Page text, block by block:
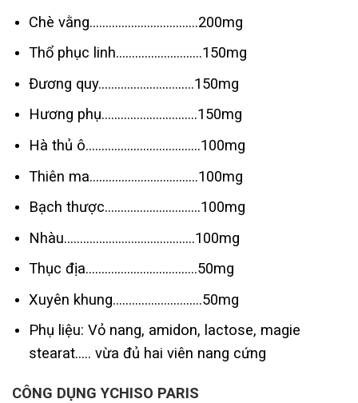
Chè vằng…………………………….200mg
Thổ phục linh………………………150mg
Đương quy…………………………150mg
Hương phụ…………………………150mg
Hà thủ ô………………………………100mg
Thiên ma…………………………….100mg
Bạch thược…………………………100mg
Nhàu…………………………………..100mg
Thục địa……………………………..50mg
Xuyên khung……………………….50mg
Phụ liệu: Vỏ nang, amidon, lactose, magie
stearat….. vừa đủ hai viên nang cứng
CÔNG DỤNG YCHISO PARIS